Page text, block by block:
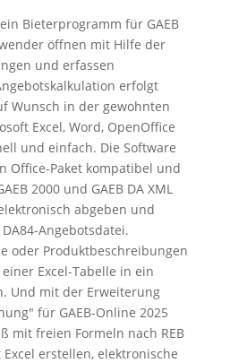
Bieterprogramm für GAEB
öffnen mit Hilfe der
und erfassen
erfolgt
Wunsch in der gewohnten
Excel, Word, OpenOffice
und einfach. Die Software
Office-Paket kompatibel und
2000 und GAEB DA XML
abgeben und
Angebotsdatei.
oder Produktbeschreibungen
Excel-Tabelle in ein
Und mit der Erweiterung
für GAEB-Online 2025
mit freien Formeln nach REB
erstellen, elektronische